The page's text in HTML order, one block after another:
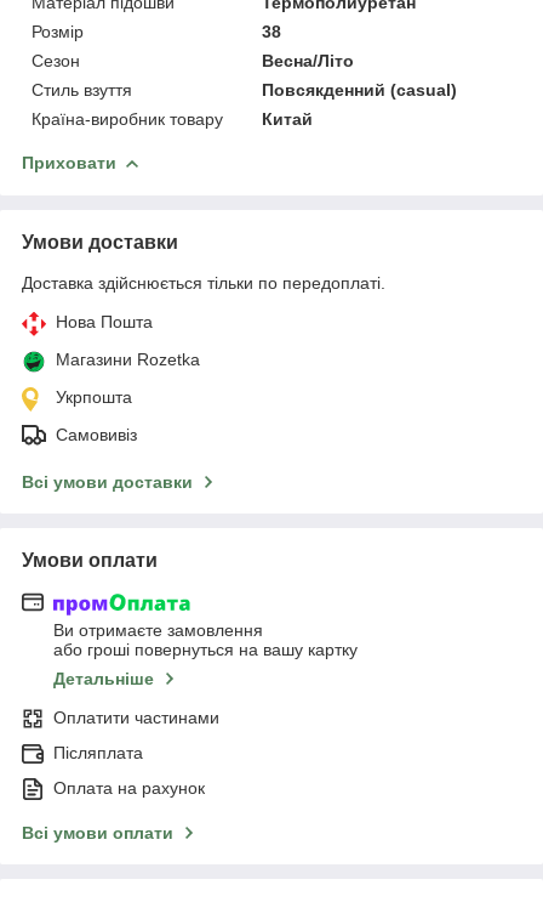
Розмір
38
Сезон
Весна/Літо
Стиль взуття
Повсякденний (casual)
Країна-виробник товару
Китай
Приховати
Умови доставки
Доставка здійснюється тільки по передоплаті.
Нова Пошта
Магазини Rozetka
Укрпошта
Самовивіз
Всі умови доставки
Умови оплати
Ви отримаєте замовлення
або гроші повернуться на вашу картку
Детальніше
Оплатити частинами
Післяплата
Оплата на рахунок
Всі умови оплати